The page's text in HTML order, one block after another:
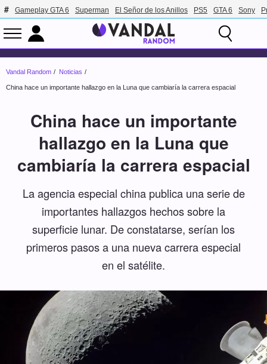
Gameplay GTA 6 Superman El Señor de los Anillos PS5 GTA 6 Sony
Vandal Random Noticias
China hace un importante hallazgo en la Luna que cambiaría la carrera espacial
China hace un importante
hallazgo en la Luna que
cambiaría la carrera espacial
La agencia especial china publica una serie de
importantes hallazgos hechos sobre la
superficie lunar. De constatarse, serían los
primeros pasos a una nueva carrera especial
en el satélite.